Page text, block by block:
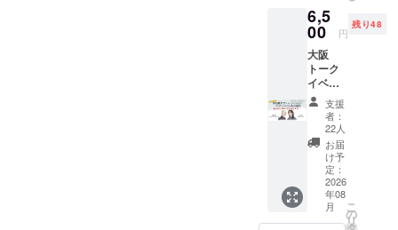
※先着順
の入場
となり
ます。
※整理番
号付き
チケッ
トを
メール
でお送
りしま
す ※別
途料金
にて撮
影会有
古屋公
演に参
加でき
ます。
8/29(土)
静かの
海 開場/
開演
12:30/1
3:00
「NEC
REBOO
T」を当
日会場
にてお
6,5
00 円
残り48
大阪
トーク
イベン
ト
「YUR
Aサマ＆
ヒィロ
の100歳
までヘ
ドバン
できる
か？バ
ンギャ
支援
者：
22人
お届
け予
定：
2026
年08
月
こ
の
リ